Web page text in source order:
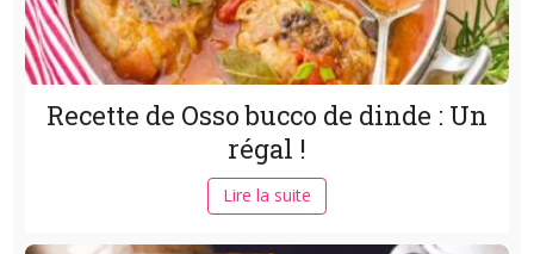
Recette de Osso bucco de dinde : Un
régal !
Lire la suite